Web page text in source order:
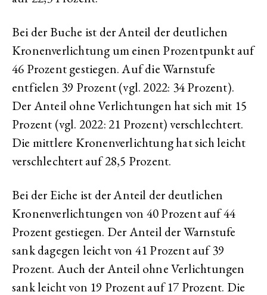
Bei der Buche ist der Anteil der deutlichen
Kronenverlichtung um einen Prozentpunkt auf
46 Prozent gestiegen. Auf die Warnstufe
entfielen 39 Prozent (vgl. 2022: 34 Prozent).
Der Anteil ohne Verlichtungen hat sich mit 15
Prozent (vgl. 2022: 21 Prozent) verschlechtert.
Die mittlere Kronenverlichtung hat sich leicht
verschlechtert auf 28,5 Prozent.
Bei der Eiche ist der Anteil der deutlichen
Kronenverlichtungen von 40 Prozent auf 44
Prozent gestiegen. Der Anteil der Warnstufe
sank dagegen leicht von 41 Prozent auf 39
Prozent. Auch der Anteil ohne Verlichtungen
sank leicht von 19 Prozent auf 17 Prozent. Die